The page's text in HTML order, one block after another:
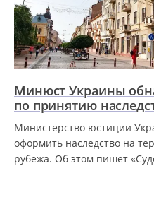
Минюст Украины
по принятию
Министерство юстиции
оформить наследство на
рубежа. Об этом пишет